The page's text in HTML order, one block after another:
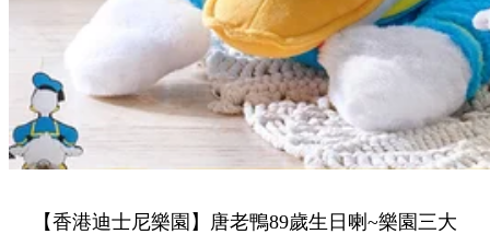
【香港迪士尼樂園】唐老鴨89歲生日喇~樂園三大